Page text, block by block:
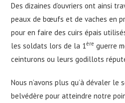
Des dizaines d’ouvriers ont ainsi
peaux de bœufs et de vaches en
pour en faire des cuirs épais
les soldats lors de la 1ère guerre
ceinturons ou leurs godillots
Nous n’avons plus qu’à dévaler le
belvédère pour atteindre notre